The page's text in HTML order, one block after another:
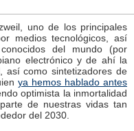
uno de los principales
medios tecnológicos, así
del mundo (por
electrónico y de ahí la
así como sintetizadores de
ya hemos hablado antes
optimista la inmortalidad
de nuestras vidas tan
del 2030.